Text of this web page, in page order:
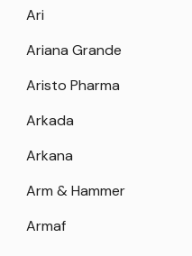
Ari
Ariana Grande
Aristo Pharma
Arkada
Arkana
Arm & Hammer
Armaf